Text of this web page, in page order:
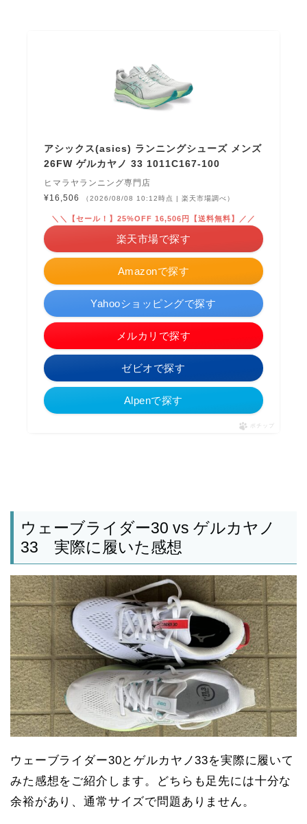
アシックス(asics) ランニングシューズ メンズ
26FW ゲルカヤノ 33 1011C167-100
ヒマラヤランニング専門店
¥16,506
（2026/08/08 10:12時点 | 楽天市場調べ）
Amazonで探す
＼＼【セール！】25%OFF 16,506円【送料無料】／／
楽天市場で探す
Yahooショッピングで探す
メルカリで探す
ゼビオで探す
Alpenで探す
ポチップ
ウェーブライダー30 vs ゲルカヤノ
33 実際に履いた感想
ウェーブライダー30とゲルカヤノ33を実際に履いて
みた感想をご紹介します。どちらも足先には十分な
余裕があり、通常サイズで問題ありません。